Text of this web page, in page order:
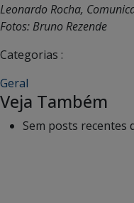
Leonardo Rocha,
Fotos: Bruno Rezende
Categorias :
Geral
Veja Também
Sem posts recentes